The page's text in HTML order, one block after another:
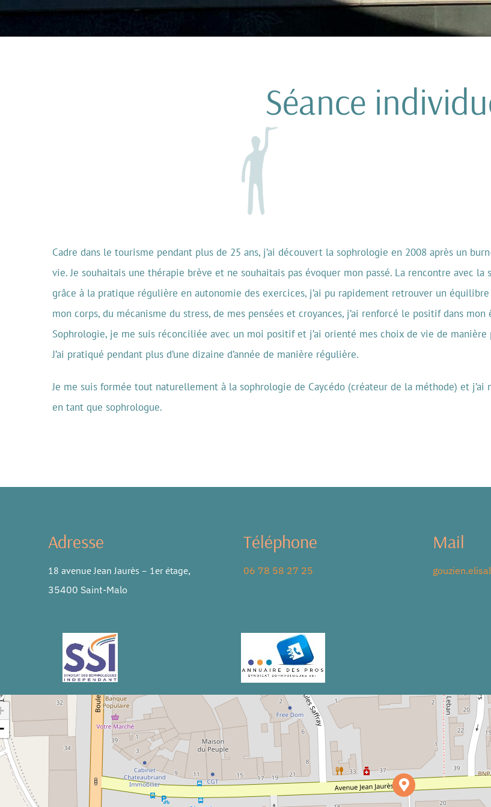
Séance
Cadre dans le tourisme pendant plus de 25 ans, j’ai découvert la sophrologie en 2008 après un
vie. Je souhaitais une thérapie brève et ne souhaitais pas évoquer mon passé. La rencontre avec
grâce à la pratique régulière en autonomie des exercices, j’ai pu rapidement retrouver un équilibre
mon corps, du mécanisme du stress, de mes pensées et croyances, j’ai renforcé le positif dans
Sophrologie, je me suis réconciliée avec un moi positif et j’ai orienté mes choix de vie de manière
J’ai pratiqué pendant plus d’une dizaine d’année de manière régulière.
Je me suis formée tout naturellement à la sophrologie de Caycédo (créateur de la méthode) et j’ai
en tant que sophrologue.
Adresse
18 avenue Jean Jaurès – 1er étage,
35400 Saint-Malo
Téléphone
06 78 58 27 25
Mail